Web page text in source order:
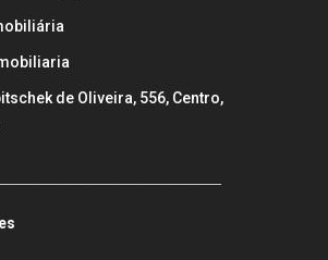
de Oliveira, 556, Centro,